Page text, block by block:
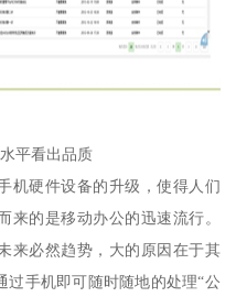
平看出品质
机硬件设备的升级，使得人们
来的是移动办公的迅速流行。
来必然趋势，大的原因在于其
手机即可随时随地的处理“公